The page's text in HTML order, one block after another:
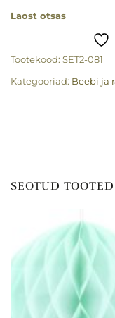
Laost otsas
Tootekood: SET2-081
Kategooriad: Beebi ja
SEOTUD TOOTED
Lisa